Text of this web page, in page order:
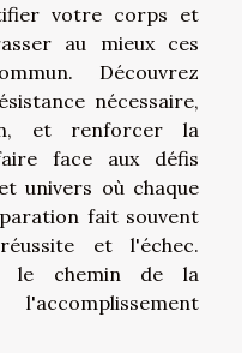
votre corps et
au mieux ces
Découvrez
nécessaire,
et renforcer la
face aux défis
univers où chaque
fait souvent
et l'échec.
le chemin de la